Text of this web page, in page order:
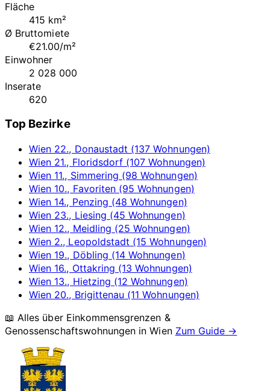
Fläche
415 km²
Ø Bruttomiete
€21.00/m²
Einwohner
2 028 000
Inserate
620
Top Bezirke
Wien 22., Donaustadt (137 Wohnungen)
Wien 21., Floridsdorf (107 Wohnungen)
Wien 11., Simmering (98 Wohnungen)
Wien 10., Favoriten (95 Wohnungen)
Wien 14., Penzing (48 Wohnungen)
Wien 23., Liesing (45 Wohnungen)
Wien 12., Meidling (25 Wohnungen)
Wien 2., Leopoldstadt (15 Wohnungen)
Wien 19., Döbling (14 Wohnungen)
Wien 16., Ottakring (13 Wohnungen)
Wien 13., Hietzing (12 Wohnungen)
Wien 20., Brigittenau (11 Wohnungen)
📖 Alles über Einkommensgrenzen &
Genossenschaftswohnungen inWien Zum Guide →